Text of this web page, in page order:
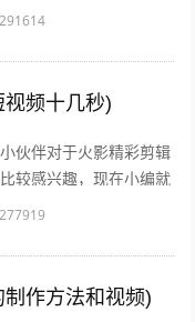
者短视频15秒下载相关
291614
频十几秒)
伙伴对于火影精彩剪辑
较感兴趣，现在小编就
辑短视频十几秒相关的
277919
作方法和视频)